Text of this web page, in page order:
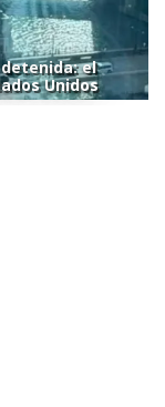
el
Unidos